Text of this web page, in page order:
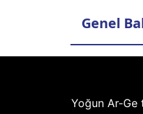
Genel
Yoğun Ar-Ge